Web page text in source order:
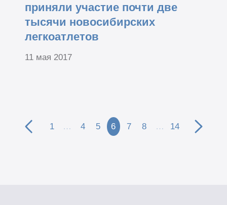
приняли участие почти две
тысячи новосибирских
легкоатлетов
11 мая 2017
1 … 4 5 6 7 8 … 14